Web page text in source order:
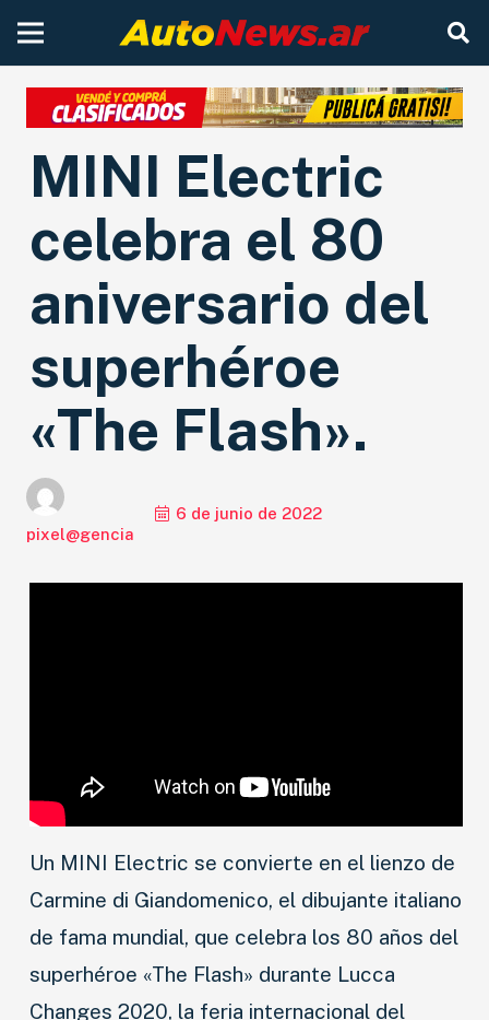
MINI Electric
celebra el 80
aniversario del
superhéroe
«The Flash».
pixel@gencia
6 de junio de 2022
Un MINI Electric se convierte en el lienzo de
Carmine di Giandomenico, el dibujante italiano
de fama mundial, que celebra los 80 años del
superhéroe «The Flash» durante Lucca
Changes 2020, la feria internacional del